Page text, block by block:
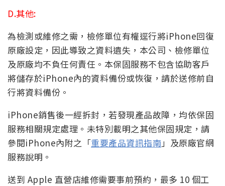
D.其他:
為檢測或維修之需，檢修單位有權逕行將iPhone回復
原廠設定，因此導致之資料遺失，本公司、檢修單位
及原廠均不負任何責任。本保固服務不包含協助客戶
將儲存於iPhone內的資料備份或恢復，請於送修前自
行將資料備份。
iPhone銷售後一經拆封，若發現產品故障，均依保固
服務相關規定處理。未特別載明之其他保固規定，請
參閱iPhone內附之「重要產品資訊指南 」及原廠官網
服務說明。
送到 Apple 直營店維修需要事前預約，最多 10 個工